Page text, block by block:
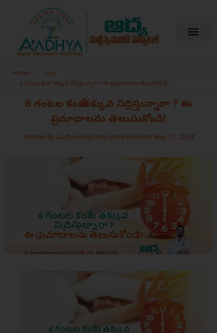
Home
Blog
6 గంటల కంటే తక్కువ నిద్రిస్తున్నారా ? ఈ ప్రమాదాలను తెలుసుకోండి!
6 గంటల కంటే తక్కువ నిద్రిస్తున్నారా ? ఈ
ప్రమాదాలను తెలుసుకోండి!
Written byaadhyahospitals.comPublishedMay 27, 2024